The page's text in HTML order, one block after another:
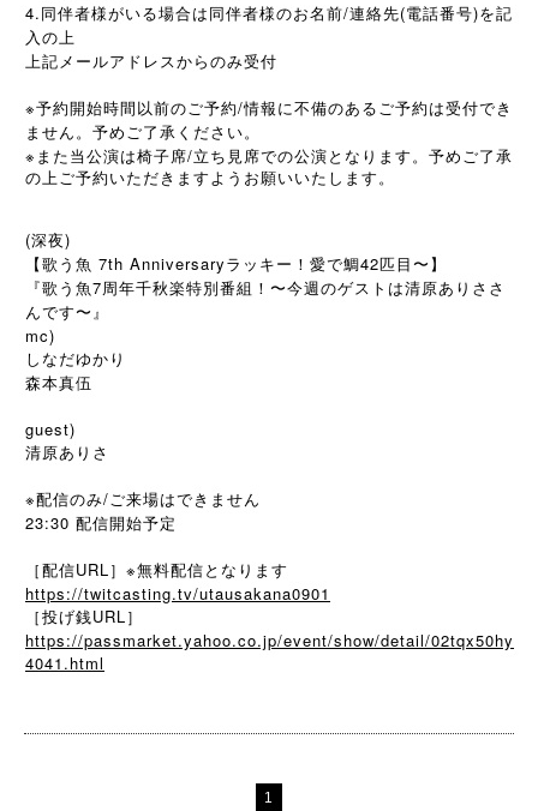
4.同伴者様がいる場合は同伴者様のお名前/連絡先(電話番号)を記
入の上
上記メールアドレスからのみ受付
※予約開始時間以前のご予約/情報に不備のあるご予約は受付でき
ません。予めご了承ください。
※ また当公演は椅子席/立ち見席での公演となります。予めご了承
の上ご予約いただきますようお願いいたします。
(深夜)
【歌う魚 7th Anniversaryラッキー！愛で鯛42匹目〜】
『歌う魚7周年千秋楽特別番組！〜今週のゲストは清原ありささ
んです〜』
mc)
しなだゆかり
森本真伍
guest)
清原ありさ
※配信のみ/ご来場はできません
23:30 配信開始予定
［配信URL］※無料配信となります
https://twitcasting.tv/utausakana0901
［投げ銭URL］
https://passmarket.yahoo.co.jp/event/show/detail/02tqx50hy
4041.html
1